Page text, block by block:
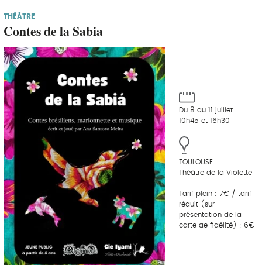
THÉÂTRE
Contes de la Sabia
Du 8 au 11 juillet
10h45 et 16h30
TOULOUSE
Théâtre de la Violette
Tarif plein : 7€ / tarif
réduit (sur
présentation de la
carte de fidélité) : 6€